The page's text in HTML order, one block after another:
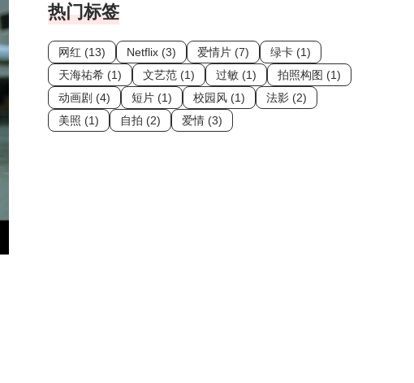
热门标签
网红 (13) Netflix (3) 爱情片 (7)
绿卡 (1)
天海祐希 (1)
文艺范 (1) 过敏 (1)
拍照构图 (1)
动画剧 (4)
短片 (1) 校园风 (1)
法影 (2)
美照 (1)
自拍 (2) 爱情 (3)